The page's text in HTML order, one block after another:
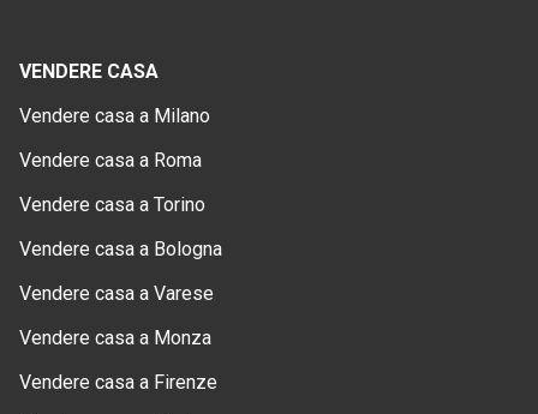
VENDERE CASA
Vendere casa a Milano
Vendere casa a Roma
Vendere casa a Torino
Vendere casa a Bologna
Vendere casa a Varese
Vendere casa a Monza
Vendere casa a Firenze